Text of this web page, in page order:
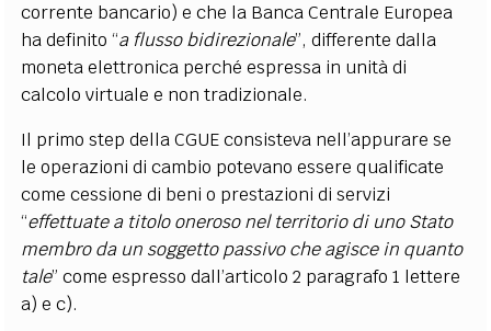
corrente bancario) e che la Banca Centrale Europea
ha definito “a flusso bidirezionale”, differente dalla
moneta elettronica perché espressa in unità di
calcolo virtuale e non tradizionale.
Il primo step della CGUE consisteva nell’appurare se
le operazioni di cambio potevano essere qualificate
come cessione di beni o prestazioni di servizi
“effettuate a titolo oneroso nel territorio di uno Stato
membro da un soggetto passivo che agisce in quanto
tale” come espresso dall’articolo 2 paragrafo 1 lettere
a) e c).